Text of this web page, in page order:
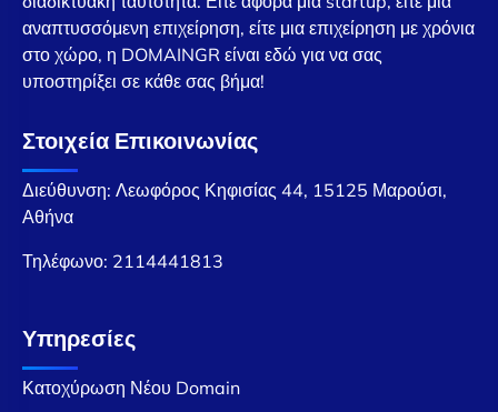
αναπτυσσόμενη επιχείρηση, είτε μια επιχείρηση με χρόνια
στο χώρο, η DOMAINGR είναι εδώ για να σας
υποστηρίξει σε κάθε σας βήμα!
Στοιχεία Επικοινωνίας
Διεύθυνση: Λεωφόρος Κηφισίας 44, 15125 Μαρούσι,
Αθήνα
Τηλέφωνο: 2114441813
Υπηρεσίες
Κατοχύρωση Νέου Domain